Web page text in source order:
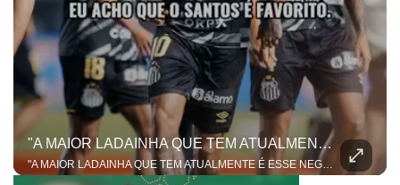
"A MAIOR LADAINHA QUE TEM ATUALMENTE É ESSE NEGÓCIO!
"A MAIOR LADAINHA QUE TEM ATUALMENTE É ESSE NEGÓCIO!" A resenha sobre o duelo entre Santos e Remo pegou fogo e colocou o Benja e o Dentinho em lados opostos da mesa! Tudo começou quando o ex-jogador mandou a real dizendo que o favoritismo e a tradição do Peixe vão pesar no jogo de volta da Copa do Brasil. Mas nosso apresentador não deixou passar batido e contestou. Para ele, esse papo de "peso de camisa" ficou no passado e não entra mais em campo no futebol moderno!